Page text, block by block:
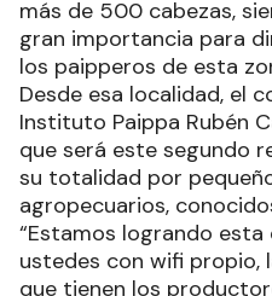
más de 500 cabezas,
gran importancia para
los paipperos de esta
Desde esa localidad, el
Instituto Paippa Rubén
que será este segundo
su totalidad por
agropecuarios,
“Estamos logrando
ustedes con wifi propio,
que tienen los